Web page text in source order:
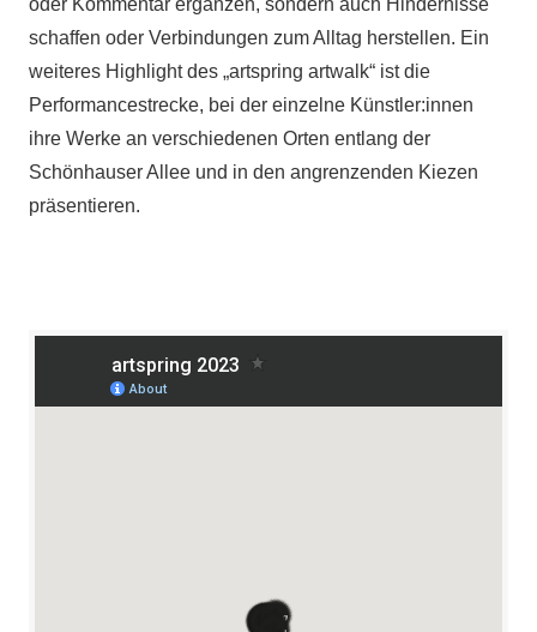
oder Kommentar ergänzen, sondern auch Hindernisse
schaffen oder Verbindungen zum Alltag herstellen. Ein
weiteres Highlight des „artspring artwalk“ ist die
Performancestrecke, bei der einzelne Künstler:innen
ihre Werke an verschiedenen Orten entlang der
Schönhauser Allee und in den angrenzenden Kiezen
präsentieren.